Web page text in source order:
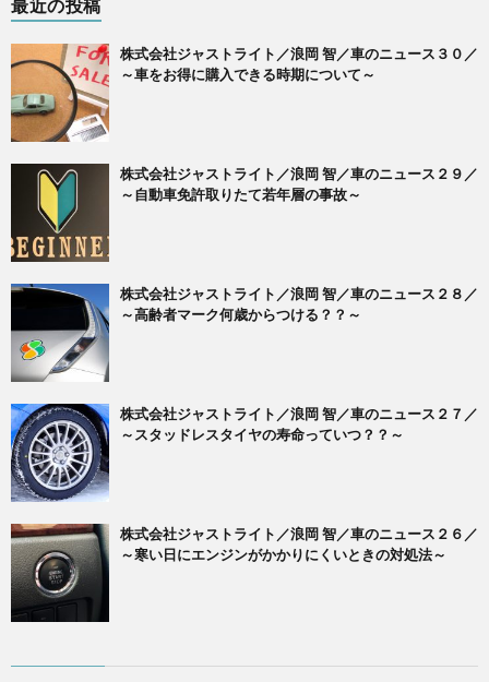
最近の投稿
株式会社ジャストライト／浪岡 智／車のニュース３０／
～車をお得に購入できる時期について～
株式会社ジャストライト／浪岡 智／車のニュース２９／
～自動車免許取りたて若年層の事故～
株式会社ジャストライト／浪岡 智／車のニュース２８／
～高齢者マーク何歳からつける？？～
株式会社ジャストライト／浪岡 智／車のニュース２７／
～スタッドレスタイヤの寿命っていつ？？～
株式会社ジャストライト／浪岡 智／車のニュース２６／
～寒い日にエンジンがかかりにくいときの対処法～